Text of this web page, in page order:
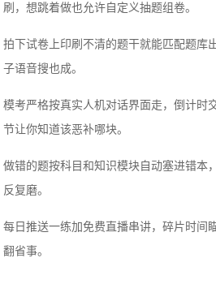
刷，想跳着做也允许自定义抽题组卷。
拍下试卷上印刷不清的题干就能匹配题库
子语音搜也成。
模考严格按真实人机对话界面走，倒计时
节让你知道该恶补哪块。
做错的题按科目和知识模块自动塞进错本
反复磨。
每日推送一练加免费直播串讲，碎片时间
翻省事。